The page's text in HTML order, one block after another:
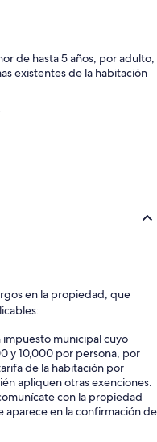
de hasta 5 años, por adulto,
existentes de la habitación
en la propiedad, que
municipal cuyo
y 10,000 por persona, por
de la habitación por
apliquen otras exenciones.
con la propiedad
aparece en la confirmación de